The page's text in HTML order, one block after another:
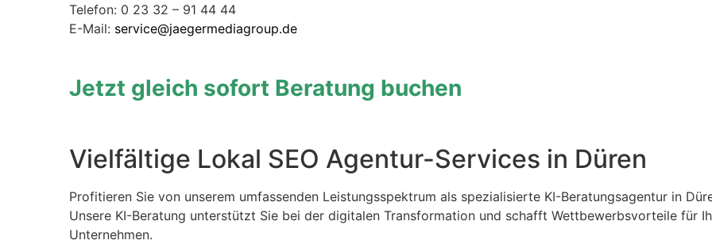
Telefon: 0 23 32 – 91 44 44
E-Mail: service@jaegermediagroup.de
Jetzt gleich sofort Beratung buchen
Vielfältige Lokal SEO Agentur-Services in Düren
Profitieren Sie von unserem umfassenden Leistungsspektrum als spezialisierte KI-Beratungsagentur in
Unsere KI-Beratung unterstützt Sie bei der digitalen Transformation und schafft Wettbewerbsvorteile für
Unternehmen.